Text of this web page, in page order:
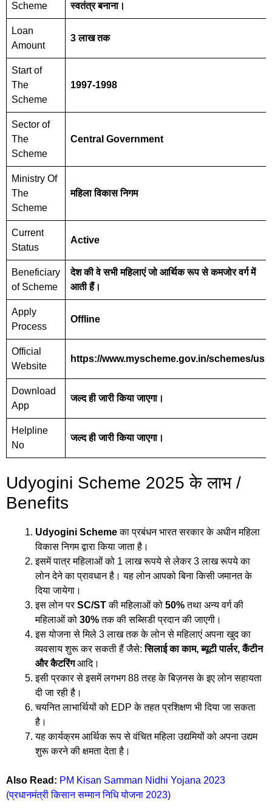
Scheme
स्वतंत्र बनाना।
Loan
Amount
3 लाख तक
Start of
The
Scheme
1997-1998
Sector of
The
Scheme
Central Government
Ministry Of
The
Scheme
महिला विकास निगम
Current
Status
Active
Beneficiary
of Scheme
देश की वे सभी महिलाएं जो आर्थिक रूप से कमजोर वर्ग में
आती हैं।
Apply
Process
Offline
Official
Website
https://www.myscheme.gov.in/schemes/us
Download
App
जल्द ही जारी किया जाएगा।
Helpline
No
जल्द ही जारी किया जाएगा।
Udyogini Scheme 2025 के लाभ /
Benefits
Udyogini Schemeका प्रबंधन भारत सरकार के अधीन महिला
विकास निगम द्वारा किया जाता है।
इसमें पात्र महिलाओं को 1 लाख रूपये से लेकर 3 लाख रूपये का
लोन देने का प्रावधान है। यह लोन आपको बिना किसी जमानत के
दिया जायेगा।
इस लोन परSC/STकी महिलाओं को 50%तथा अन्य वर्ग की
महिलाओं को 30%तक की सब्सिडी प्रदान की जाएगी।
इस योजना से मिले 3 लाख तक के लोन से महिलाएं अपना खुद का
व्यवसाय शुरू कर सकती हैं जैसे:सिलाई का काम, ब्यूटी पार्लर, कैंटीन
और कैटरिंगआदि।
इसी प्रकार से इसमें लगभग 88 तरह के बिज़नस के इए लोन सहायता
दी जा रही है।
चयनित लाभार्थियों को EDP के तहत प्रशिक्षण भी दिया जा सकता
है।
यह कार्यक्रम आर्थिक रूप से वंचित महिला उद्यमियों को अपना उद्यम
शुरू करने की क्षमता देता है।
Also Read: PM Kisan Samman Nidhi Yojana 2023
(प्रधानमंत्री किसान सम्मान निधि योजना 2023)